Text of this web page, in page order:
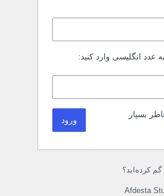
عدد انگلیسی وارد کنید:
بسپار
گم کرده‌اید؟